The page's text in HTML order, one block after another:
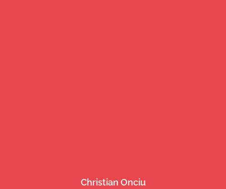
Christian Onciu